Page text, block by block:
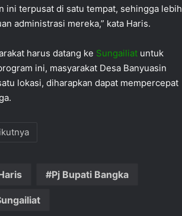
ini terpusat di satu tempat, sehingga lebih
administrasi mereka,” kata Haris.
harus datang ke Sungailiat untuk
ini, masyarakat Desa Banyuasin
lokasi, diharapkan dapat mempercepat
Pj Bupati Bangka